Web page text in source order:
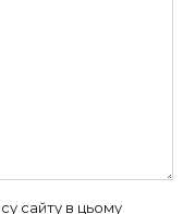
сайту в цьому